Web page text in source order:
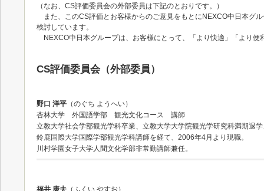
（なお、CS評価委員会の外部委員は下記のとおりです。）
また、このCS評価とお客様からのご意見をもとにNEXCO中日本グ
検討しています。
NEXCO中日本グループは、お客様にとって、「より快適」「より
CS評価委員会（外部委員）
野口 洋平 （のぐち ようへい）
杏林大学 外国語学部 観光文化コース 講師
立教大学社会学部観光学科卒業、立教大学大学院観光学研究科満期退
鈴鹿国際大学国際学部観光学科講師を経て、2006年4月より現職。
川村学園女子大学人間文化学部非常勤講師兼任。
福井 康夫 （ふくい やすお）